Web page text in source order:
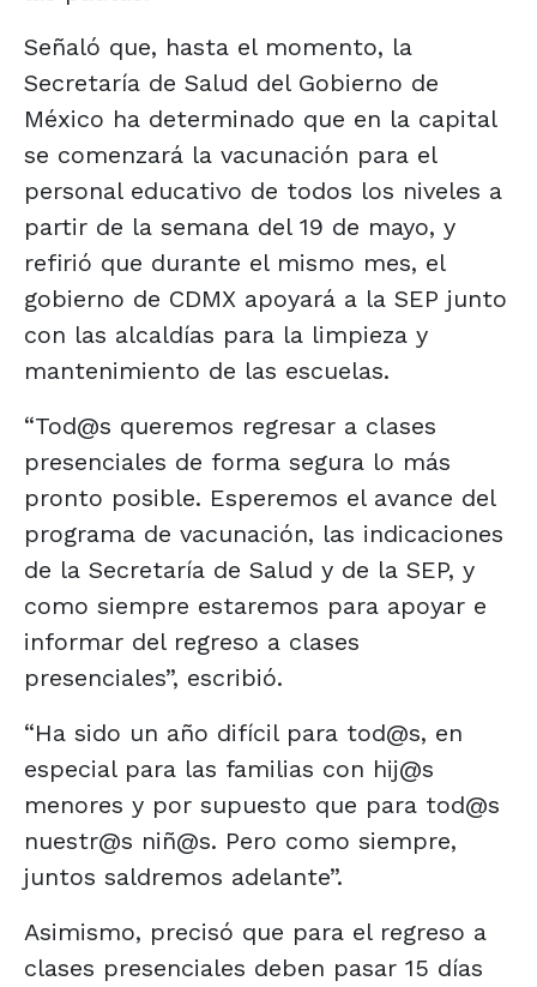
Señaló que, hasta el momento, la
Secretaría de Salud del Gobierno de
México ha determinado que en la capital
se comenzará la vacunación para el
personal educativo de todos los niveles a
partir de la semana del 19 de mayo, y
refirió que durante el mismo mes, el
gobierno de CDMX apoyará a la SEP junto
con las alcaldías para la limpieza y
mantenimiento de las escuelas.
“Tod@s queremos regresar a clases
presenciales de forma segura lo más
pronto posible. Esperemos el avance del
programa de vacunación, las indicaciones
de la Secretaría de Salud y de la SEP, y
como siempre estaremos para apoyar e
informar del regreso a clases
presenciales”, escribió.
“Ha sido un año difícil para tod@s, en
especial para las familias con hij@s
menores y por supuesto que para tod@s
nuestr@s niñ@s. Pero como siempre,
juntos saldremos adelante”.
Asimismo, precisó que para el regreso a
clases presenciales deben pasar 15 días